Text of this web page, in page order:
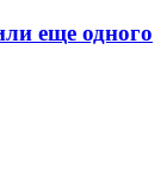
еще одного